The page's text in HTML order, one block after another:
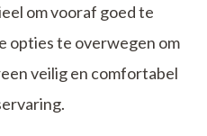
om vooraf goed te
opties te overwegen om
veilig en comfortabel